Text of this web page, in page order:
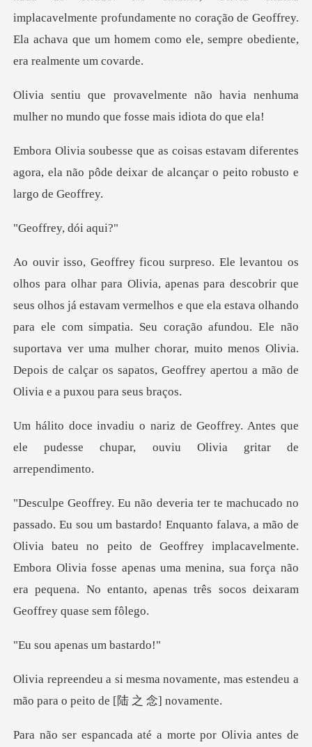
implacavelmente profundamente no coraç
ão havia nenhuma
mulher no mundo
diferentes
agora, ela não pôde deixar de al
ey, dói
s já estavam vermelhos e que ela estava olhando
para ele com simpatia. Seu coração afundou. Ele não
suportava ver uma mul
ffrey. Antes que
ele pudesse chupar,
va, a mão de
Olivia bateu no peito de Geoffrey implacavelmente.
Embora Olivia fosse apenas uma me
penas um
vamente, mas estendeu a
mão par